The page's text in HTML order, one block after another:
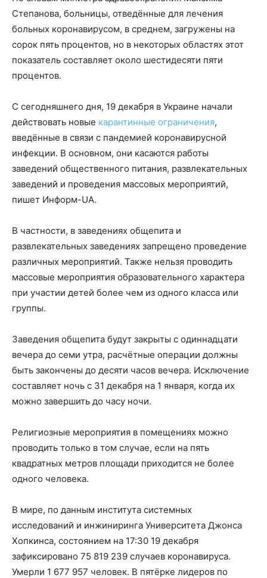
Степанова, больницы, отведённые для лечения
больных коронавирусом, в среднем, загружены на
сорок пять процентов, но в некоторых областях этот
показатель составляет около шестидесяти пяти
процентов.
С сегодняшнего дня, 19 декабря в Украине начали
действовать новые карантинные ограничения,
введённые в связи с пандемией коронавирусной
инфекции. В основном, они касаются работы
заведений общественного питания, развлекательных
заведений и проведения массовых мероприятий,
пишет Информ-UA.
В частности, в заведениях общепита и
развлекательных заведениях запрещено проведение
различных мероприятий. Также нельзя проводить
массовые мероприятия образовательного характера
при участии детей более чем из одного класса или
группы.
Заведения общепита будут закрыты с одиннадцати
вечера до семи утра, расчётные операции должны
быть закончены до десяти часов вечера. Исключение
составляет ночь с 31 декабря на 1 января, когда их
можно завершить до часу ночи.
Религиозные мероприятия в помещениях можно
проводить только в том случае, если на пять
квадратных метров площади приходится не более
одного человека.
В мире, по данным института системных
исследований и инжиниринга Университета Джонса
Хопкинса, состоянием на 17:30 19 декабря
зафиксировано 75 819 239 случаев коронавируса.
Умерли 1 677 957 человек. В пятёрке лидеров по